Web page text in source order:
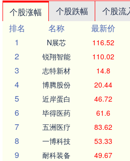
个股涨幅 个股跌幅 个股流
排名
名称 最新价
1
N展芯 116.52
2 锐翔智能 110.02
3 志特新材 14.8
4 博腾股份 20.44
5 近岸蛋白 46.72
6 毕得医药 61.6
7 五洲医疗 83.62
8 一博科技 53.33
9 耐科装备 49.67